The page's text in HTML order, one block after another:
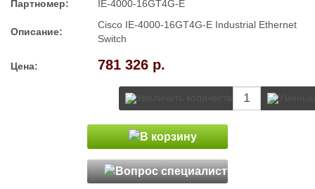
Партномер:
IE-4000-16GT4G-E
Описание:
Cisco IE-4000-16GT4G-E Industrial Ethernet
Switch
Цена: 781 326 р.